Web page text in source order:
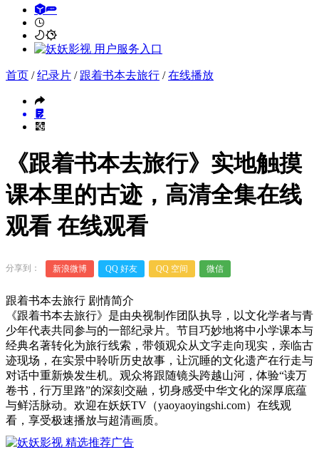
首页 /纪录片 / 跟着书本去旅行 /在线播放
《跟着书本去旅行》实地触摸
课本里的古迹，高清全集在线
观看 在线观看
分享到： 新浪微博 QQ 好友 QQ 空间 微信
00:00/0:00
跟着书本去旅行 剧情简介
《跟着书本去旅行》是由央视制作团队执导，以文化学者与青
少年代表共同参与的一部纪录片。节目巧妙地将中小学课本与
经典名著转化为旅行线索，带领观众从文字走向现实，亲临古
迹现场，在实景中聆听历史故事，让沉睡的文化遗产在行走与
对话中重新焕发生机。观众将跟随镜头跨越山河，体验“读万
卷书，行万里路”的深刻交融，切身感受中华文化的深厚底蕴
与鲜活脉动。欢迎在妖妖TV（yaoyaoyingshi.com）在线观
看，享受极速播放与超清画质。